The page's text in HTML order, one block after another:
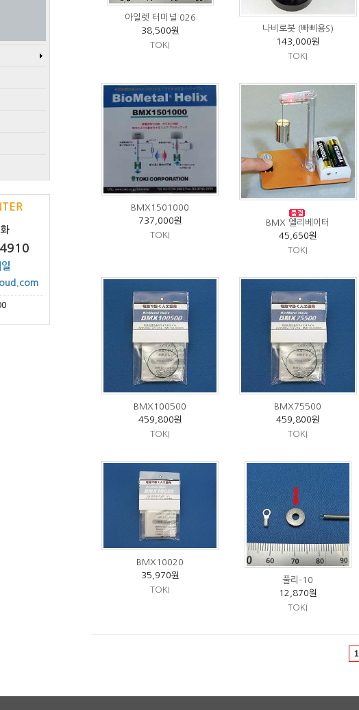
아일렛 터미널 026
38,500원
TOKI
나비로봇 (빠삐용S)
143,000원
TOKI
BMX1501000
737,000원
TOKI
BMX 엘리베이터
45,650원
TOKI
BMX100500
459,800원
TOKI
BMX75500
459,800원
TOKI
BMX10020
35,970원
TOKI
풀리-10
12,870원
TOKI
1